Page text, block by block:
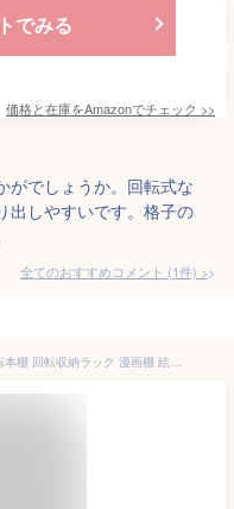
でみる
価格と在庫をAmazonでチェック >>
がでしょうか。回転式な
出しやすいです。格子の
全てのおすすめコメント (1件) >
本棚 ラック 回転式本棚 回転 回転式 回転本棚 回転収納ラック 漫画棚 絵本ラック 漫画棚 スライド本棚 ブックシェルフ くるくる絵本棚 絵本棚 天然木 3段 4段 5段 ブックタワー 省スペース 隙間収納 スリム ハイタイプ コーナー 文庫本 コミック 漫画 CD/DVD対応 海外通販